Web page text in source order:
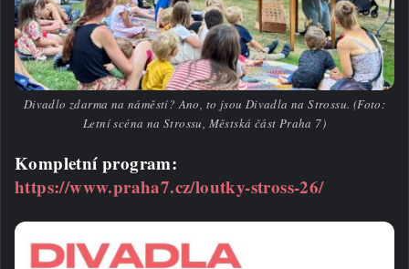
Divadlo zdarma na náměstí? Ano, to jsou Divadla na Strossu. (Foto:
Letní scéna na Strossu, Městská část Praha 7)
Kompletní program:
https://www.praha7.cz/loutky-stross-26/